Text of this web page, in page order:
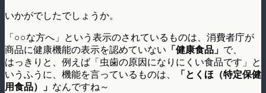
いかがでしたでしょうか。
「○○な方へ」という表示のされているものは、消費者庁が
商品に健康機能の表示を認めていない 「健康食品」 で、
はっきりと、例えば「虫歯の原因になりにくい食品です」と
いうふうに、機能を言っているものは、
「とくほ（特定保健
用食品）」 なんですね～